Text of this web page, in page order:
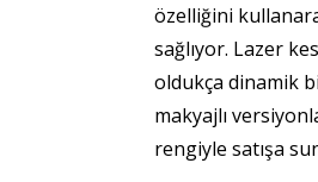
özelliğini
sağlıyor. Lazer
oldukça dinamik
makyajlı
rengiyle satışa